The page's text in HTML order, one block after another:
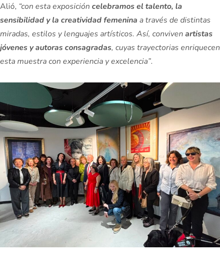
Alió, “con esta exposición celebramos el talento, la
sensibilidad y la creatividad femenina a través de distintas
miradas, estilos y lenguajes artísticos. Así, conviven artistas
jóvenes y autoras consagradas, cuyas trayectorias enriquecen
esta muestra con experiencia y excelencia”.